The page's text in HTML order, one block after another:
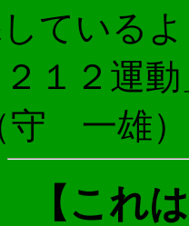
ている
１２運
雄）
【これ